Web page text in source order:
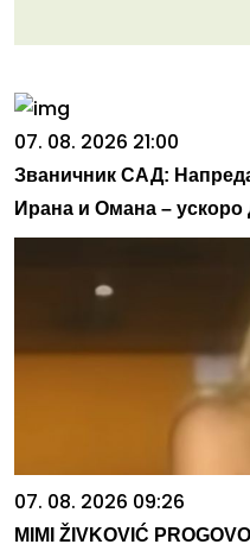
07. 08. 2026 21:00
Званичник САД:
Ирана и Омана –
07. 08. 2026 09:26
MIMI ŽIVKOVIĆ